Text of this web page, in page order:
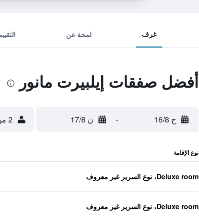
غرف لمحة عن
أفضل صفقات إيلبيرت مانور
ح 16/8 - ن 17/8 2 من الضيوف، غرفة واحدة
نوع الإقامة
Deluxe room، نوع السرير غير معروف
Deluxe room، نوع السرير غير معروف